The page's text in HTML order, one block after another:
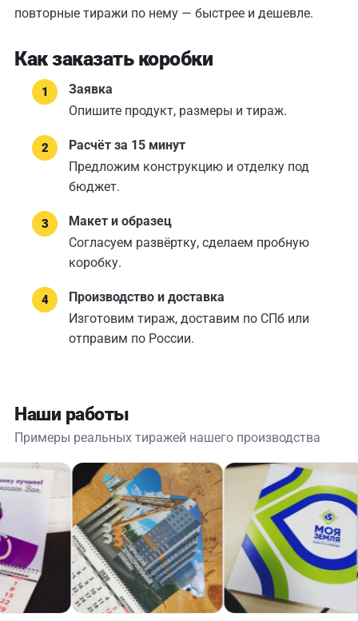
повторные тиражи по нему — быстрее и дешевле.
Как заказать коробки
Заявка
Опишите продукт, размеры и тираж.
Расчёт за 15 минут
Предложим конструкцию и отделку под
бюджет.
Макет и образец
Согласуем развёртку, сделаем пробную
коробку.
Производство и доставка
Изготовим тираж, доставим по СПб или
отправим по России.
Наши работы
Примеры реальных тиражей нашего производства